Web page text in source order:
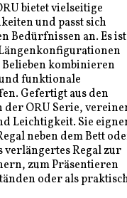
bietet vielseitige
und passt sich
Bedürfnissen an. Es
kombinieren
funktionale
Gefertigt aus den
ORU Serie,
Leichtigkeit. Sie
neben dem Bett
verlängertes Regal zur
zum Präsentieren
oder als